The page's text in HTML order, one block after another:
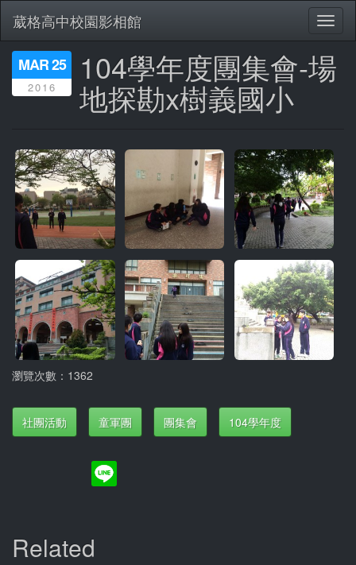
葳格高中校園影相館
104學年度團集會-場
地探勘x樹義國小
MAR 25
2016
瀏覽次數：1362
社團活動 童軍團 團集會 104學年度
Related